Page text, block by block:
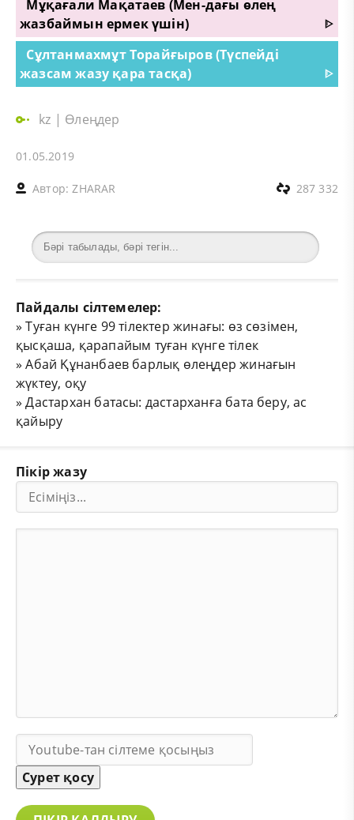
Мұқағали Мақатаев (Мен-дағы өлең
жазбаймын ермек үшін)
ᐈ
Сұлтанмахмұт Торайғыров (Түспейді
жазсам жазу қара тасқа)
ᐈ
kz | Өлеңдер
01.05.2019
Автор:ZHARAR 287 332
Пайдалы сілтемелер:
»Туған күнге 99 тілектер жинағы: өз сөзімен,
қысқаша, қарапайым туған күнге тілек
»Абай Құнанбаев барлық өлеңдер жинағын
жүктеу, оқу
»Дастархан батасы: дастарханға бата беру, ас
қайыру
Пікір жазу
Сурет қосу